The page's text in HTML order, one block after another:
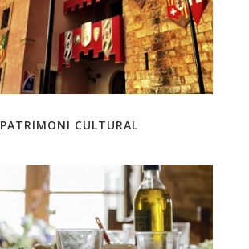
PATRIMONI CULTURAL